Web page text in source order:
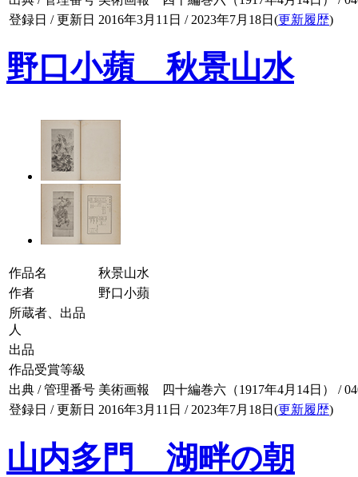
登録日 / 更新日 2016年3月11日 / 2023年7月18日(更新履歴)
野口小蘋 秋景山水
作品名
秋景山水
作者
野口小蘋
所蔵者、出品
人
出品
作品受賞等級
出典 / 管理番号 美術画報 四十編巻六（1917年4月14日） /
登録日 / 更新日 2016年3月11日 / 2023年7月18日(更新履歴)
山内多門 湖畔の朝